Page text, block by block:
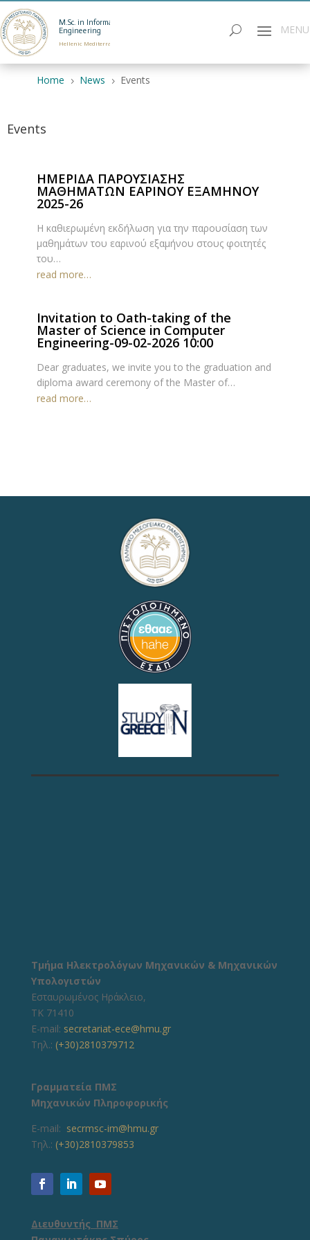
M.Sc. in Informatics
Engineering
Hellenic Mediterranean University
Home 5 News 5 Events
Events
ΗΜΕΡΙΔΑ ΠΑΡΟΥΣΙΑΣΗΣ
ΜΑΘΗΜΑΤΩΝ ΕΑΡΙΝΟΥ ΕΞΑΜΗΝΟΥ
2025-26
Η καθιερωμένη εκδήλωση για την παρουσίαση των
μαθημάτων του εαρινού εξαμήνου στους φοιτητές
του…
read more…
Invitation to Oath-taking of the
Master of Science in Computer
Engineering-09-02-2026 10:00
Dear graduates, we invite you to the graduation and
diploma award ceremony of the Master of…
read more…
Τμήμα Ηλεκτρολόγων Μηχανικών & Μηχανικών
Υπολογιστών
Εσταυρωμένος Ηράκλειο,
ΤΚ 71410
E-mail: secretariat-ece@hmu.gr
Τηλ.: (+30)2810379712
Γραμματεία ΠΜΣ
Μηχανικών Πληροφορικής
E-mail: secrmsc-im@hmu.gr
Τηλ.: (+30)2810379853
Διευθυντής ΠΜΣ